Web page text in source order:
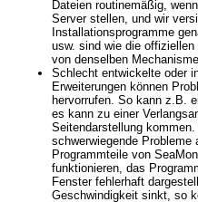
Dateien routinemäßig,
Server stellen, und wir
Installationsprogramme
usw. sind wie die
von denselben
Schlecht entwickelte oder
Erweiterungen können
hervorrufen. So kann z.B.
es kann zu einer
Seitendarstellung
schwerwiegende
Programmteile von
funktionieren, das
Fenster fehlerhaft
Geschwindigkeit sinkt, so